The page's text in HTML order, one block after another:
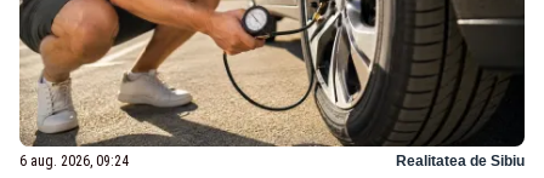
6 aug. 2026, 09:24 Realitatea de Sibiu